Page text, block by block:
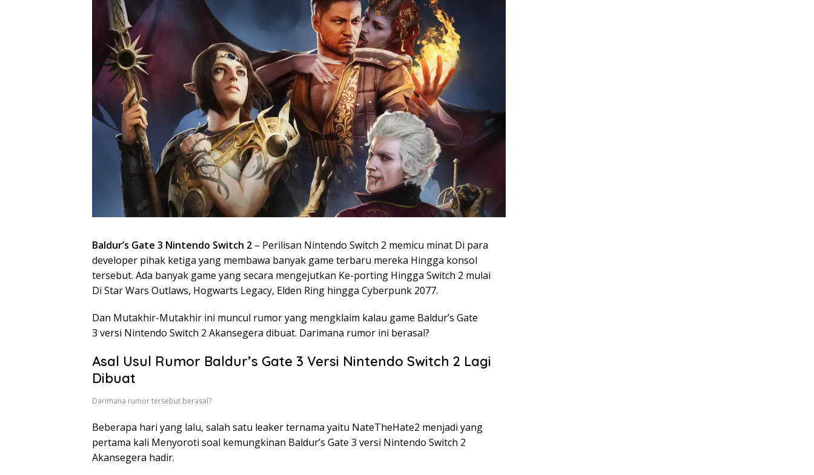
Baldur’s Gate 3 Nintendo Switch 2 – Perilisan Nintendo Switch 2 memicu minat Di para
developer pihak ketiga yang membawa banyak game terbaru mereka Hingga konsol
tersebut. Ada banyak game yang secara mengejutkan Ke-porting Hingga Switch 2 mulai
Di Star Wars Outlaws, Hogwarts Legacy, Elden Ring hingga Cyberpunk 2077.
Dan Mutakhir-Mutakhir ini muncul rumor yang mengklaim kalau game Baldur’s Gate
3 versi Nintendo Switch 2 Akansegera dibuat. Darimana rumor ini berasal?
Asal Usul Rumor Baldur’s Gate 3 Versi Nintendo Switch 2 Lagi
Dibuat
Darimana rumor tersebut berasal?
Beberapa hari yang lalu, salah satu leaker ternama yaitu NateTheHate2 menjadi yang
pertama kali Menyoroti soal kemungkinan Baldur’s Gate 3 versi Nintendo Switch 2
Akansegera hadir.